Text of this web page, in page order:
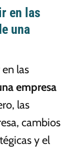
en las
una
las
empresa
las
cambios
y el